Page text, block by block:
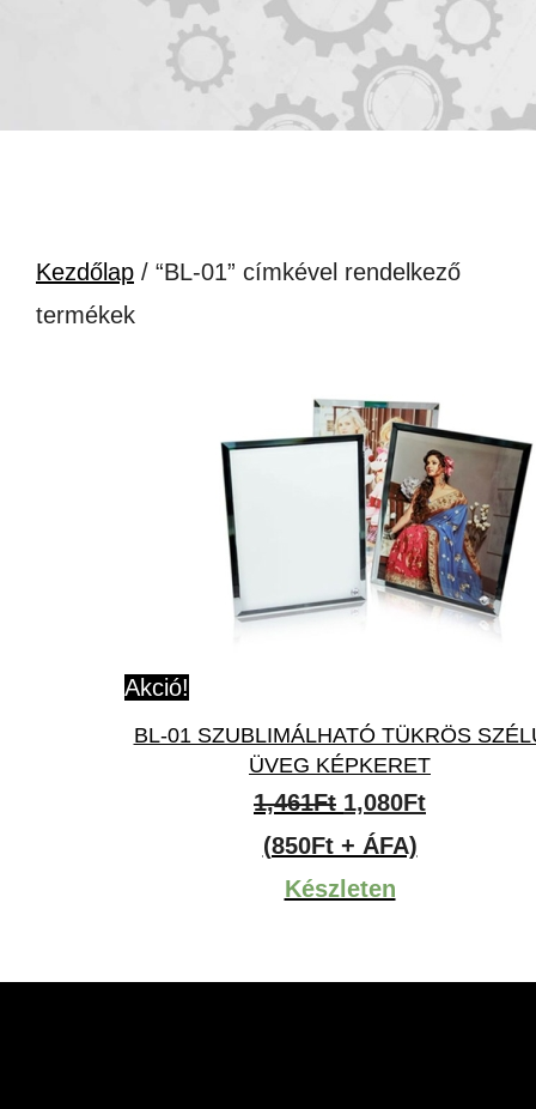
Kezdőlap / “BL-01” címkével rendelkező
termékek
Akció!
BL-01 SZUBLIMÁLHATÓ TÜKRÖS
ÜVEG KÉPKERET
1,461Ft Original
price
was:
1,080FtCurrent
(850Ft + ÁFA)
Készleten